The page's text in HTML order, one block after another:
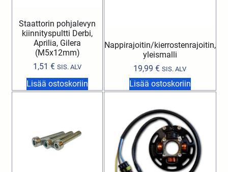
Staattorin pohjalevyn
kiinnityspultti Derbi,
Aprilia, Gilera
(M5x12mm)
1,51 € SIS. ALV
Lisää ostoskoriin
Nappirajoitin/kierrostenrajoitin,
yleismalli
19,99€ SIS. ALV
Lisää ostoskoriin